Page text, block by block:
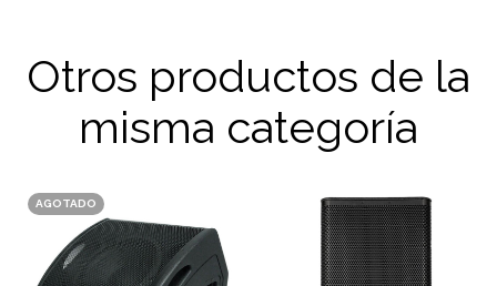
Otros productos de la
misma categoría
AGOTADO